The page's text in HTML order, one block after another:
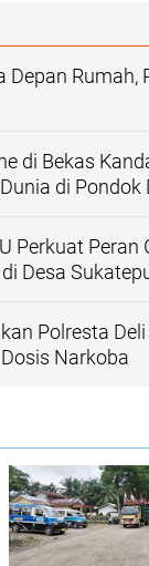
Depan Rumah,
di Bekas
di Pondok
Perkuat Peran
Desa
Polresta
Narkoba